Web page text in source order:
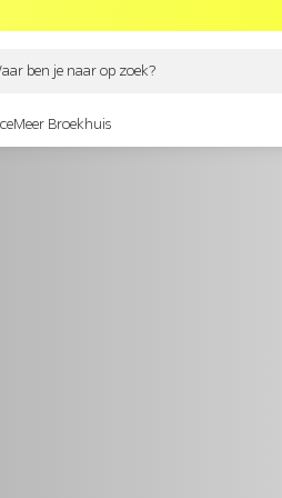
ben je naar op zoek?
Meer Broekhuis